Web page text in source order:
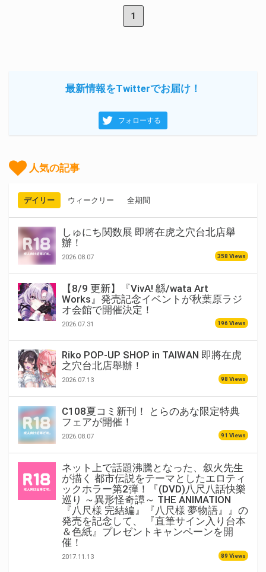
1
最新情報をTwitterでお届け！
フォローする
人気の記事
デイリー ウィークリー 全期間
しゅにち関数展 即將在虎之穴台北店舉
辦！
2026.08.07 358 Views
【8/9 更新】『VivA! 緜/wata Art
Works』発売記念イベントが秋葉原ラジ
オ会館で開催決定！
2026.07.31 196 Views
Riko POP-UP SHOP in TAIWAN 即將在虎
之穴台北店舉辦！
2026.07.13 98 Views
C108夏コミ新刊！ とらのあな限定特典
フェアが開催！
2026.08.07 91 Views
ネット上で話題沸騰となった、叙火先生
が描く 都市伝説をテーマとしたエロティ
ックホラー第2弾！『(DVD)八尺八話快樂
巡り ～異形怪奇譚～ THE ANIMATION
『八尺様 完結編』『八尺様 夢物語』』の
発売を記念して、 『直筆サイン入り台本
＆色紙』プレゼントキャンペーンを開
催！
2017.11.13 89 Views